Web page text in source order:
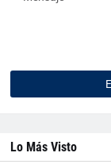
Lo Más Visto